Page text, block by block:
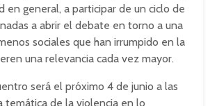
en general, a participar de un ciclo de
a abrir el debate en torno a una
sociales que han irrumpido en la
una relevancia cada vez mayor.
será el próximo 4 de junio a las
temática de la violencia en lo